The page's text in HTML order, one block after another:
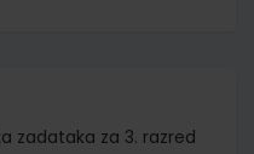
zadataka za 3. razred